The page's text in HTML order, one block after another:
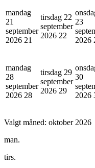
mandag
21
september
2026 21
tirsdag 22
september
2026 22
23
2026
mandag
28
september
2026 28
tirsdag 29
september
2026 29
30
2026
Valgt måned: oktober 2026
man.
tirs.